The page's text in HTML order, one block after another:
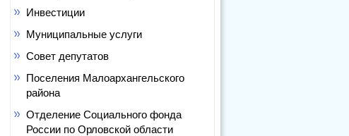
Инвестиции
Муниципальные услуги
Совет депутатов
Поселения Малоархангельского
района
Отделение Социального фонда
России по Орловской области